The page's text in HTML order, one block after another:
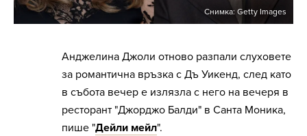
Снимка: Getty Images
Анджелина Джоли отново разпали слуховете
за романтична връзка с Дъ Уикенд, след като
в събота вечер е излязла с него на вечеря в
ресторант "Джорджо Балди" в Санта Моника,
пише "Дейли мейл".